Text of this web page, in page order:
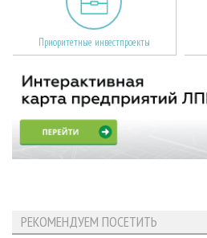
Приоритетные инвестпроекты
РЕКОМЕНДУЕМ ПОСЕТИТЬ